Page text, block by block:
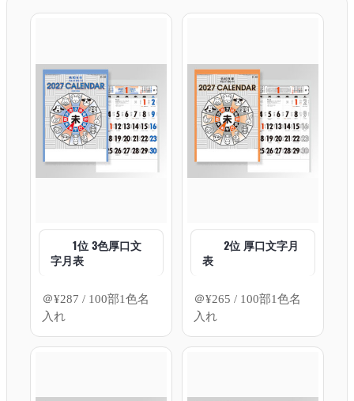
1位 3色厚口文
字月表
＠¥287 / 100部1色名
入れ
2位 厚口文字月
表
＠¥265 / 100部1色名
入れ